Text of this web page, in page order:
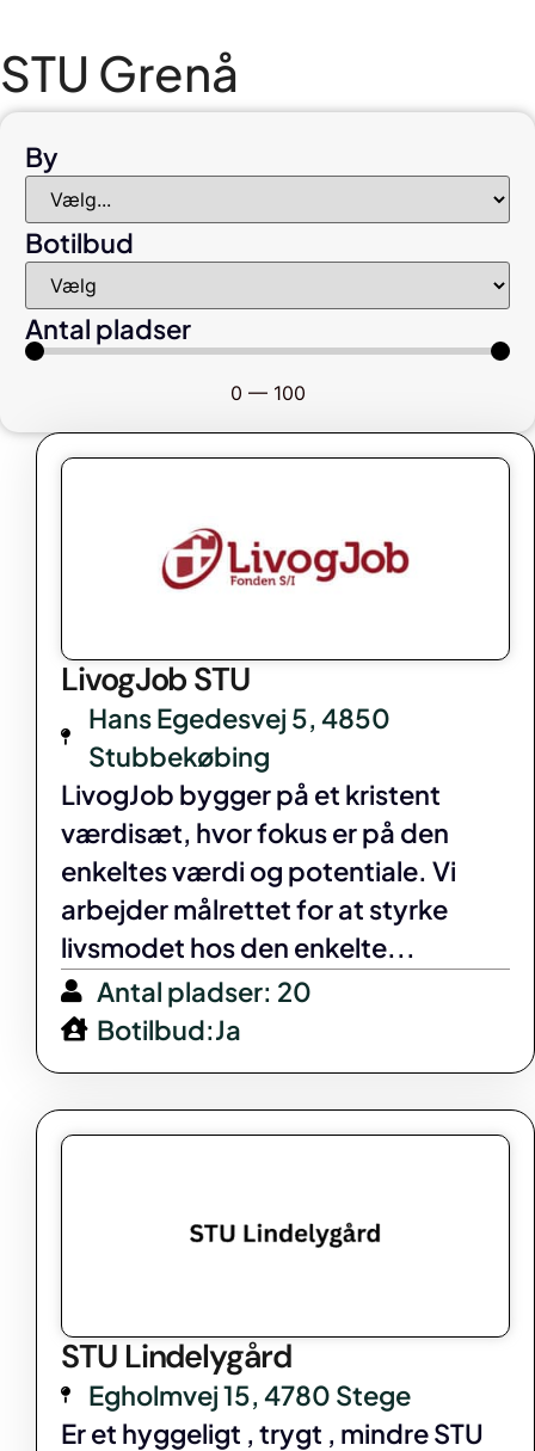
STU Grenå
By
Botilbud
Antal pladser
0 — 100
LivogJob STU
Hans Egedesvej 5, 4850
Stubbekøbing
LivogJob bygger på et kristent
værdisæt, hvor fokus er på den
enkeltes værdi og potentiale. Vi
arbejder målrettet for at styrke
livsmodet hos den enkelte...
Antal pladser: 20
Botilbud:Ja
STU Lindelygård
Egholmvej 15, 4780 Stege
Er et hyggeligt , trygt , mindre STU